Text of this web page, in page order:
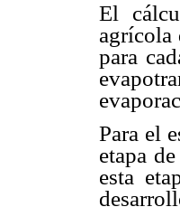
El
agrícola
para
Para el
etapa
esta